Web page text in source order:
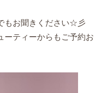
もお聞きください☆彡
ーティーからもご予約お